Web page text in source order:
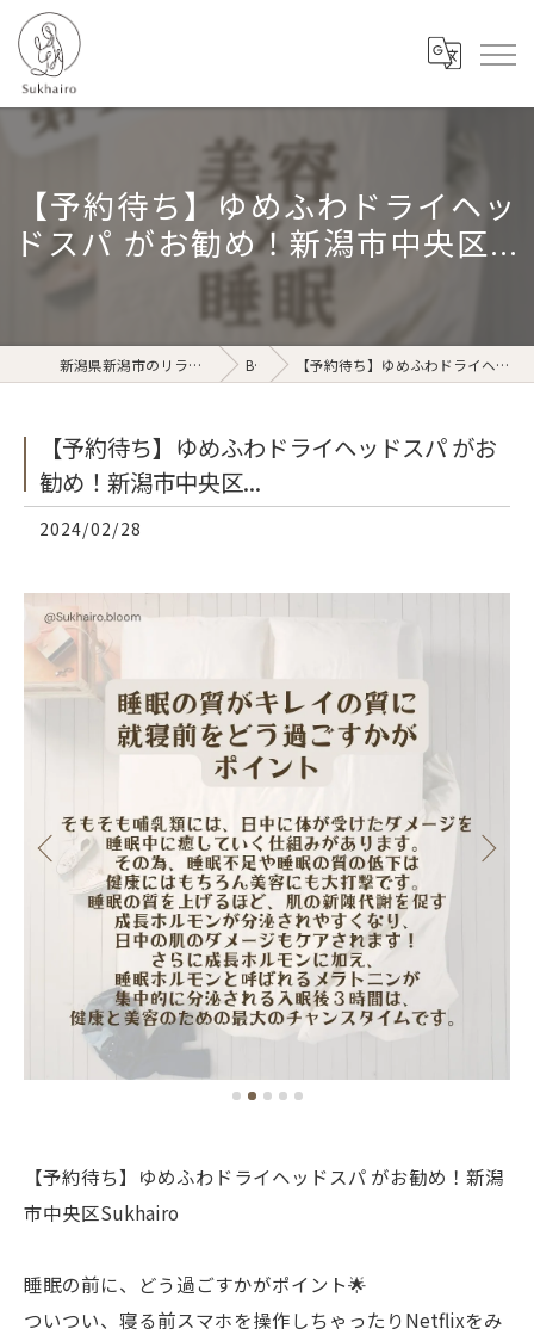
【予約待ち】ゆめふわドライヘッ
ドスパ がお勧め！新潟市中央区...
新潟県新潟市のリラクゼーションならSukhairo Blog 【予約待ち】ゆめふわドライヘッドスパ がお勧め！新潟市中央区...
【予約待ち】ゆめふわドライヘッドスパ がお
勧め！新潟市中央区...
2024/02/28
【予約待ち】ゆめふわドライヘッドスパ がお勧め！新潟
市中央区Sukhairo
睡眠の前に、どう過ごすかがポイント🌟
ついつい、寝る前スマホを操作しちゃったりNetflixをみ